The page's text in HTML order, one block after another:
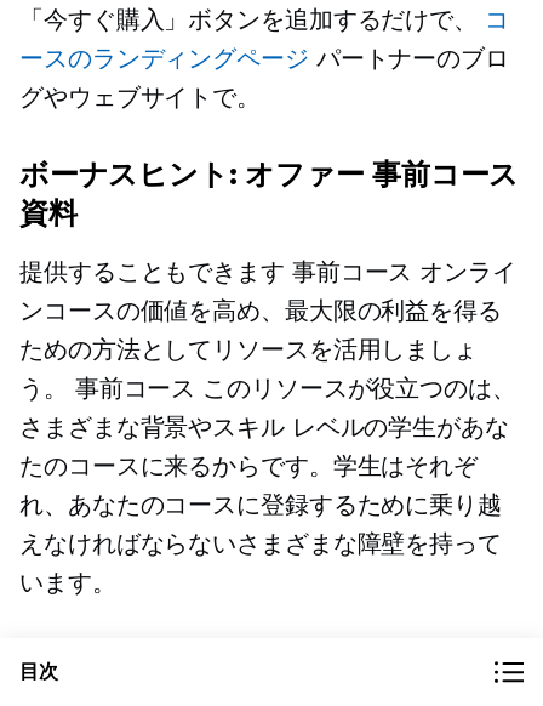
「今すぐ購入」ボタンを追加するだけで、
コ
ースのランディングページ パートナーのブロ
グやウェブサイトで。
ボーナスヒント: オファー事前コース
資料
提供することもできます 事前コース オンライ
ンコースの価値を高め、最大限の利益を得る
ための方法としてリソースを活用しましょ
う。 事前コース このリソースが役立つのは、
さまざまな背景やスキル レベルの学生があな
たのコースに来るからです。学生はそれぞ
れ、あなたのコースに登録するために乗り越
えなければならないさまざまな障壁を持って
います。
したがって、コースを開始する前に、受講者
目次